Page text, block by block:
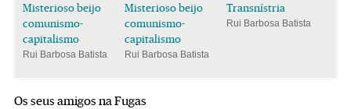
Misterioso beijo
comunismo-
capitalismo
Rui Barbosa Batista
Misterioso beijo
comunismo-
capitalismo
Rui Barbosa Batista
Transnístria
Rui Barbosa Batista
Os seus amigos na Fugas